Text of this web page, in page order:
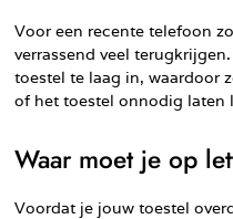
Voor een recente telefoon
verrassend veel
toestel te laag in, waardoor
of het toestel onnodig laten
Waar moet je op
Voordat je jouw toestel